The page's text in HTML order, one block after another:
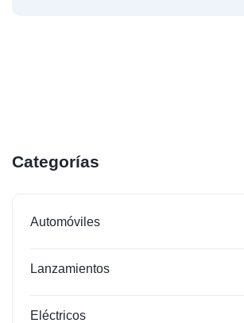
Categorías
Automóviles
Lanzamientos
Eléctricos